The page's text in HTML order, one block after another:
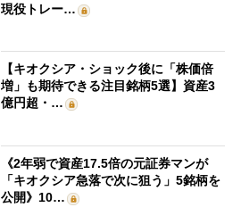
現役トレー…
【キオクシア・ショック後に「株価倍
増」も期待できる注目銘柄5選】資産3
億円超・…
《2年弱で資産17.5倍の元証券マンが
「キオクシア急落で次に狙う」5銘柄を
公開》10…